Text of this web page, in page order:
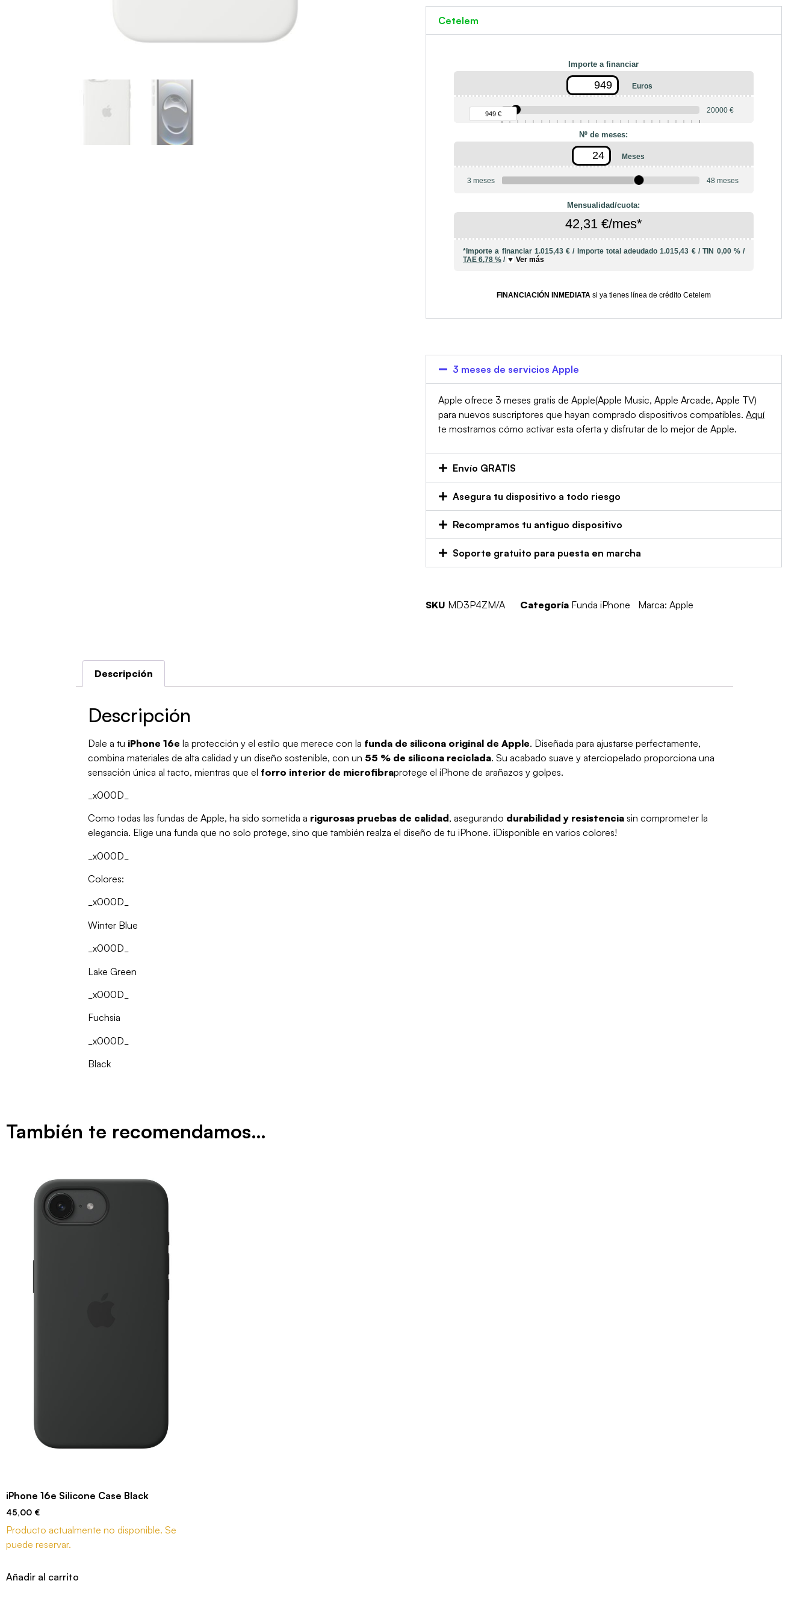
Cetelem
Importe a financiar
Euros
90 €
949 € 20000 €
Nº de meses:
Meses
3 meses 48 meses
Mensualidad/cuota:
42,31 €/mes*
*Importe a financiar 1.015,43 € / Importe total adeudado1.015,43 €/TIN 0,00 %/
TAE 6,78 %/ Ver más
FINANCIACIÓN INMEDIATAsi ya tienes línea de crédito Cetelem
3 meses de servicios Apple
Apple ofrece 3 meses gratis de Apple(Apple Music, Apple Arcade, Apple TV)
para nuevos suscriptores que hayan comprado dispositivos compatibles.Aquí
te mostramos cómo activar esta oferta y disfrutar de lo mejor de Apple.
Envío GRATIS
Asegura tu dispositivo a todo riesgo
Recompramos tu antiguo dispositivo
Soporte gratuito para puesta en marcha
SKU MD3P4ZM/A Categoría Funda iPhone Marca: Apple
Descripción
Descripción
Dale a tu iPhone 16e la protección y el estilo que merece con la funda de silicona original de Apple. Diseñada para ajustarse perfectamente,
combina materiales de alta calidad y un diseño sostenible, con un 55 % de silicona reciclada. Su acabado suave y aterciopelado proporciona una
sensación única al tacto, mientras que el forro interior de microfibraprotege el iPhone de arañazos y golpes.
_x000D_
Como todas las fundas de Apple, ha sido sometida a rigurosas pruebas de calidad, asegurando durabilidad y resistencia sin comprometer la
elegancia. Elige una funda que no solo protege, sino que también realza el diseño de tu iPhone. ¡Disponible en varios colores!
_x000D_
Colores:
_x000D_
Winter Blue
_x000D_
Lake Green
_x000D_
Fuchsia
_x000D_
Black
También te recomendamos…
iPhone 16e Silicone Case Black
45,00 €
Producto actualmente no disponible. Se
puede reservar.
Añadir al carrito